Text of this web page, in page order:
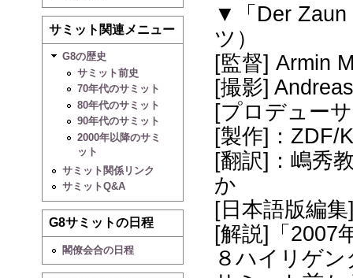
サミット関連メニュー
G8の歴史
サミット前史
70年代のサミット
80年代のサミット
90年代のサミット
2000年以降のサミ
ット
サミット関係リンク
サミットQ&A
G8サミットの日程
閣僚会合の日程
▼「Der Zaun
ツ）
[監督] Armin
[撮影]
[プロデュー
[製作]：ZDF/
[翻訳]：嶋秀
か
[日本語版編
[解説]「2007
８ハイリゲ